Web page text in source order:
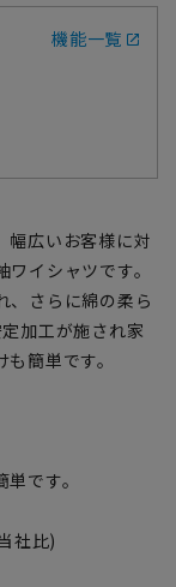
機能一覧
幅広いお客様に対
イシャツです。
、さらに綿の柔ら
加工が施され家
簡単です。
です。
社比)